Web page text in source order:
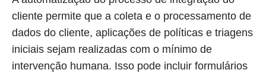
cliente permite que a coleta e o processamento de
dados do cliente, aplicações de políticas e triagens
iniciais sejam realizadas com o mínimo de
intervenção humana. Isso pode incluir formulários